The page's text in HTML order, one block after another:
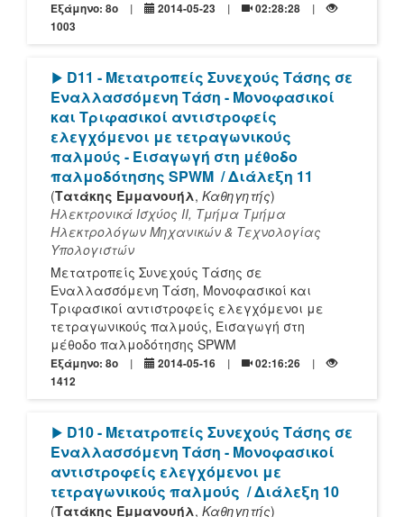
Εξάμηνο: 8o 2014-05-23
02:28:28
1003
[Play]
D11 - Μετατροπείς Συνεχούς Τάσης σε
Εναλλασσόμενη Τάση - Μονοφασικοί
και Τριφασικοί αντιστροφείς
ελεγχόμενοι με τετραγωνικούς
παλμούς - Εισαγωγή στη μέθοδο
παλμοδότησης SPWM / Διάλεξη 11
(Τατάκης Εμμανουήλ, Καθηγητής)
Ηλεκτρονικά Ισχύος ΙΙ, Τμήμα Τμήμα
Ηλεκτρολόγων Μηχανικών & Τεχνολογίας
Υπολογιστών
Μετατροπείς Συνεχούς Τάσης σε
Εναλλασσόμενη Τάση, Μονοφασικοί και
Τριφασικοί αντιστροφείς ελεγχόμενοι με
τετραγωνικούς παλμούς, Εισαγωγή στη
μέθοδο παλμοδότησης SPWM
Εξάμηνο: 8o 2014-05-16
02:16:26
1412
[Play]
D10 - Μετατροπείς Συνεχούς Τάσης σε
Εναλλασσόμενη Τάση - Μονοφασικοί
αντιστροφείς ελεγχόμενοι με
τετραγωνικούς παλμούς / Διάλεξη 10
(Τατάκης Εμμανουήλ, Καθηγητής)